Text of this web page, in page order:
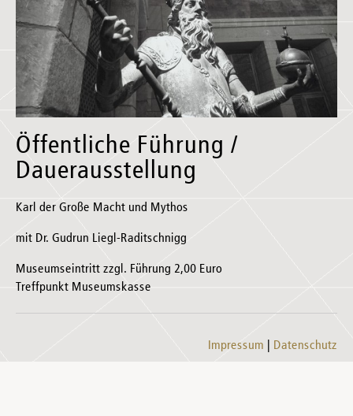
Öffentliche Führung /
Dauerausstellung
Karl der Große Macht und Mythos
mit Dr. Gudrun Liegl-Raditschnigg
Museumseintritt zzgl. Führung 2,00 Euro
Treffpunkt Museumskasse
Impressum Datenschutz